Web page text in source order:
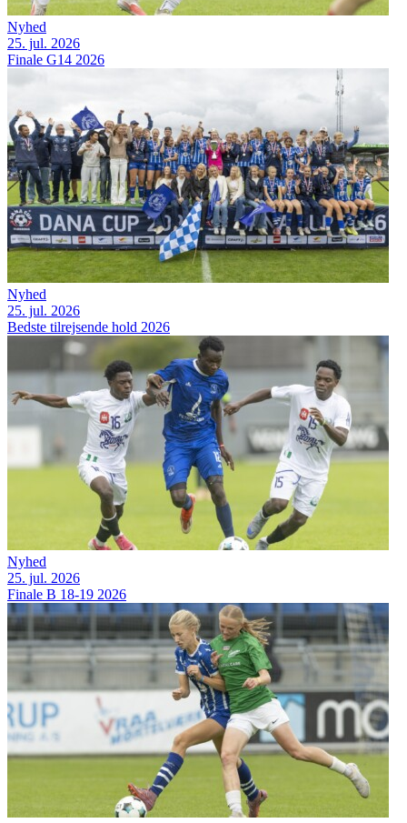
Nyhed
25. jul. 2026
Finale G14 2026
Nyhed
25. jul. 2026
Bedste tilrejsende hold 2026
Nyhed
25. jul. 2026
Finale B 18-19 2026